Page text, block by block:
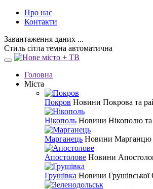
Про нас
Контакти
Завантаження даних ...
Стиль сітла темна автоматична
Головна
Міста
Покров Новини Покрова та
Нікополь Новини Нікополю
Марганець Новини Марганцю
Апостолове Новини
Грушівка Новини